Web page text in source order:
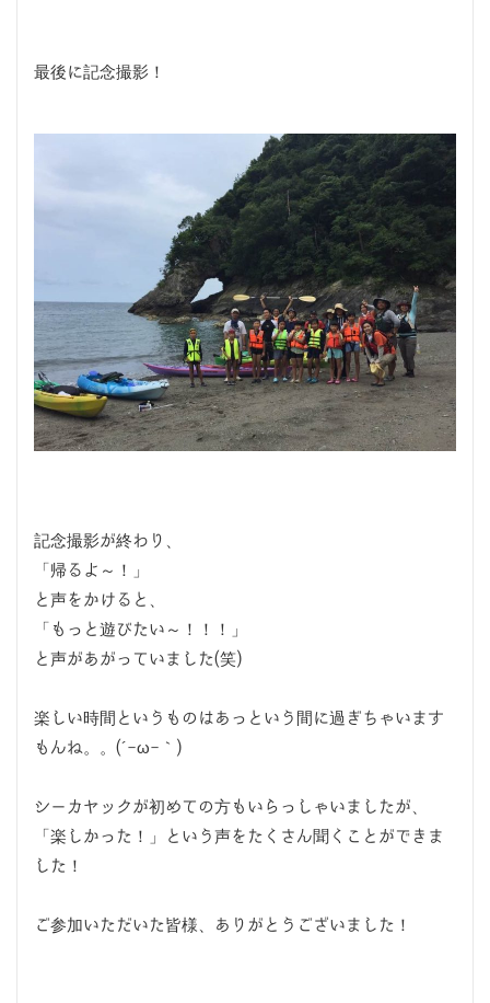
最後に記念撮影！
記念撮影が終わり、
「帰るよ～！」
と声をかけると、
「もっと遊びたい～！！！」
と声があがっていました(笑)
楽しい時間というものはあっという間に過ぎちゃいます
もんね。。(´-ω-｀)
シーカヤックが初めての方もいらっしゃいましたが、
「楽しかった！」という声をたくさん聞くことができま
した！
ご参加いただいた皆様、ありがとうございました！